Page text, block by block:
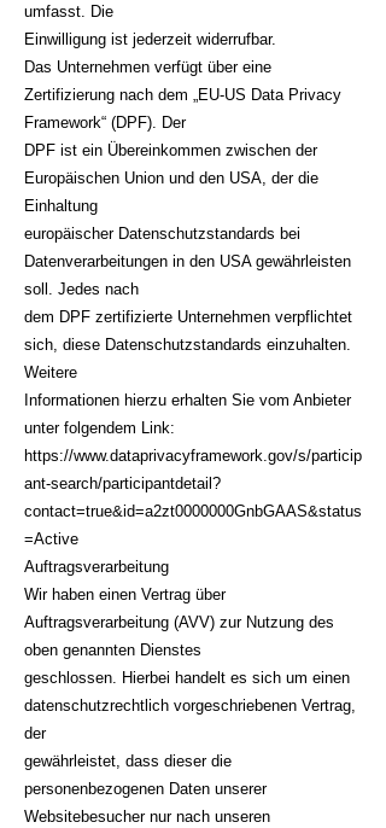
umfasst. Die
Einwilligung ist jederzeit widerrufbar.
Das Unternehmen verfügt über eine
Zertifizierung nach dem „EU-US Data Privacy
Framework“ (DPF). Der
DPF ist ein Übereinkommen zwischen der
Europäischen Union und den USA, der die
Einhaltung
europäischer Datenschutzstandards bei
Datenverarbeitungen in den USA gewährleisten
soll. Jedes nach
dem DPF zertifizierte Unternehmen verpflichtet
sich, diese Datenschutzstandards einzuhalten.
Weitere
Informationen hierzu erhalten Sie vom Anbieter
unter folgendem Link:
https://www.dataprivacyframework.gov/s/particip
ant-search/participantdetail?
contact=true&id=a2zt0000000GnbGAAS&status
=Active
Auftragsverarbeitung
Wir haben einen Vertrag über
Auftragsverarbeitung (AVV) zur Nutzung des
oben genannten Dienstes
geschlossen. Hierbei handelt es sich um einen
datenschutzrechtlich vorgeschriebenen Vertrag,
der
gewährleistet, dass dieser die
personenbezogenen Daten unserer
Websitebesucher nur nach unseren